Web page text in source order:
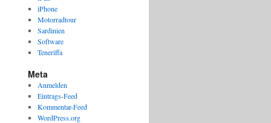
iPhone
Motorradtour
Sardinien
Software
Teneriffa
Meta
Anmelden
Eintrags-Feed
Kommentar-Feed
WordPress.org